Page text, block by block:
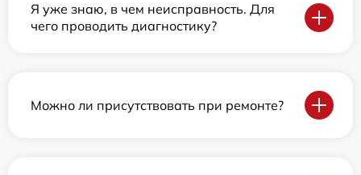
Я уже знаю, в чем неисправность. Для
чего проводить диагностику?
Можно ли присутствовать при ремонте?